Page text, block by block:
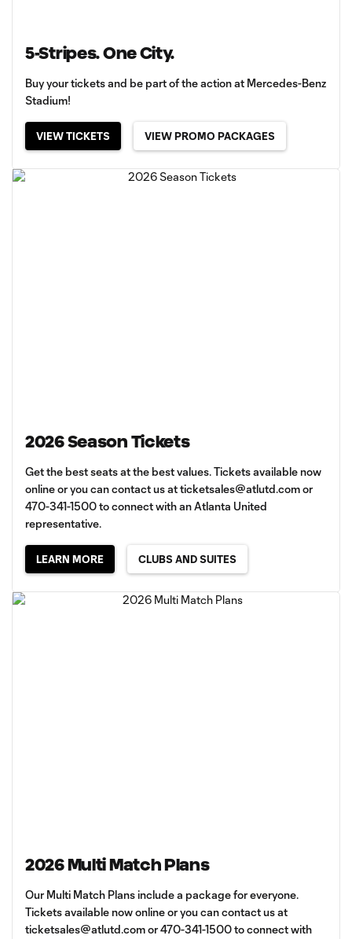
5-Stripes. One City.
Buy your tickets and be part of the action at Mercedes-Benz
Stadium!
VIEW TICKETS VIEW PROMO PACKAGES
2026 Season Tickets
Get the best seats at the best values. Tickets available now
online or you can contact us atticketsales@atlutd.comor
470-341-1500 to connect with an Atlanta United
representative.
LEARN MORE CLUBS AND SUITES
2026 Multi Match Plans
Our Multi Match Plans include a package for everyone.
Tickets available now online or you can contact us at
ticketsales@atlutd.comor 470-341-1500 to connect with